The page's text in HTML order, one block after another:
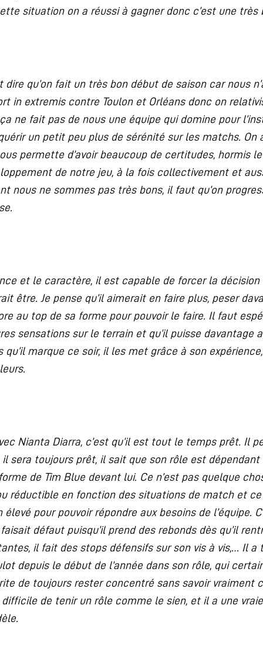
situation on a réussi à gagner donc c’est une très
dire qu’on fait un très bon début de saison car nous
in extremis contre Toulon et Orléans donc on
ne fait pas de nous une équipe qui domine pour
un petit peu plus de sérénité sur les matchs. On
permette d’avoir beaucoup de certitudes, hormis
de notre jeu, à la fois collectivement et
nous ne sommes pas très bons, il faut qu’on
et le caractère, il est capable de forcer la décision
être. Je pense qu’il aimerait en faire plus, peser
au top de sa forme pour pouvoir le faire. Il faut
sensations sur le terrain et qu’il puisse davantage
qu’il marque ce soir, il les met grâce à son
Nianta Diarra, c’est qu’il est tout le temps prêt. Il
il sera toujours prêt, il sait que son rôle est
de Tim Blue devant lui. Ce n’est pas quelque
réductible en fonction des situations de match et
pour pouvoir répondre aux besoins de l’équipe.
défaut puisqu’il prend des rebonds dès qu’il
il fait des stops défensifs sur son vis à vis,… Il a
depuis le début de l’année dans son rôle, qui
de toujours rester concentré sans savoir vraiment
de tenir un rôle comme le sien, et il a une